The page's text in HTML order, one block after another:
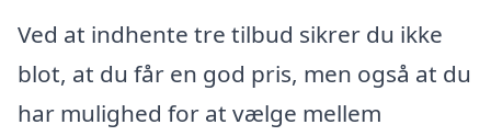
Ved at indhente tre tilbud sikrer du ikke
blot, at du får en god pris, men også at du
har mulighed for at vælge mellem